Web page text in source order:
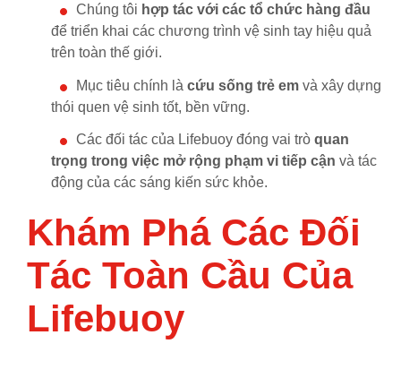
Chúng tôi hợp tác với các tổ chức hàng đầu
để triển khai các chương trình vệ sinh tay hiệu quả
trên toàn thế giới.
Mục tiêu chính là cứu sống trẻ emvà xây dựng
thói quen vệ sinh tốt, bền vững.
Các đối tác của Lifebuoy đóng vai trò quan
trọng trong việc mở rộng phạm vi tiếp cận và tác
động của các sáng kiến sức khỏe.
Khám Phá Các Đối
Tác Toàn Cầu Của
Lifebuoy